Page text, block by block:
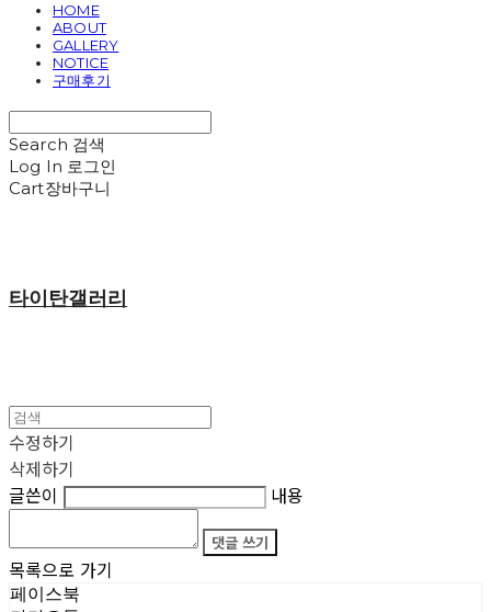
HOME
ABOUT
GALLERY
NOTICE
구매후기
Search 검색
Log In 로그인
Cart장바구니
타이탄갤러리
수정하기
삭제하기
글쓴이
내용
댓글 쓰기
목록으로 가기
페이스북